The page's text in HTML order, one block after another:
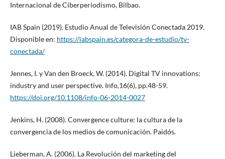
Internacional de Ciberperiodismo, Bilbao.
IAB Spain (2019). Estudio Anual de Televisión Conectada 2019.
Disponible en: https://iabspain.es/categora-de-estudio/tv-
conectada/
Jennes, I. y Van den Broeck, W. (2014). Digital TV innovations:
industry and user perspective. Info,16(6), pp.48-59.
https://doi.org/10.1108/info-06-2014-0027
Jenkins, H. (2008). Convergence culture: la cultura de la
convergencia de los medios de comunicación. Paidós.
Lieberman, A. (2006). La Revolución del marketing del